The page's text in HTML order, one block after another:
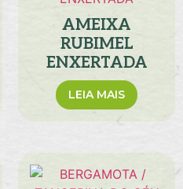
AMEIXA
RUBIMEL
ENXERTADA
LEIA MAIS